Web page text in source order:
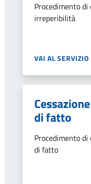
Procedimento
irreperibilità
VAI AL SERVIZIO
di fatto
Procedimento di
di fatto